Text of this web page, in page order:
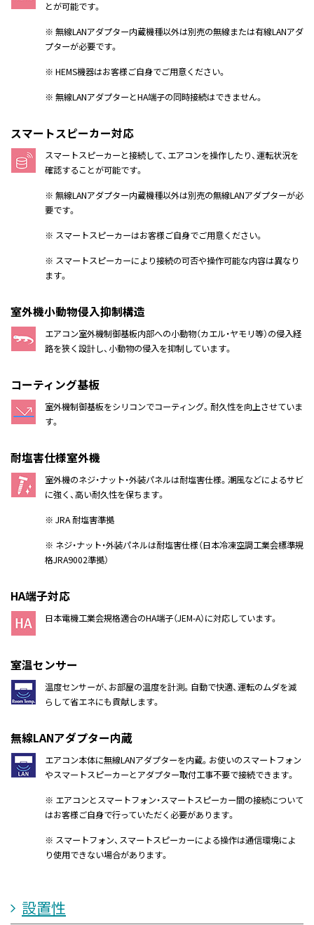
とが可能です。
※ 無線LANアダプター内蔵機種以外は別売の無線または有線LANアダ
プターが必要です。
※ HEMS機器はお客様ご自身でご用意ください。
※ 無線LANアダプターとHA端子の同時接続はできません。
スマートスピーカー対応
スマートスピーカーと接続して、エアコンを操作したり、運転状況を
確認することが可能です。
※ 無線LANアダプター内蔵機種以外は別売の無線LANアダプターが必
要です。
※ スマートスピーカーはお客様ご自身でご用意ください。
※ スマートスピーカーにより接続の可否や操作可能な内容は異なり
ます。
室外機小動物侵入抑制構造
エアコン室外機制御基板内部への小動物（カエル・ヤモリ等）の侵入経
路を狭く設計し、小動物の侵入を抑制しています。
コーティング基板
室外機制御基板をシリコンでコーティング。耐久性を向上させていま
す。
耐塩害仕様室外機
室外機のネジ・ナット・外装パネルは耐塩害仕様。潮風などによるサビ
に強く、高い耐久性を保ちます。
※ JRA 耐塩害準拠
※ ネジ・ナット・外装パネルは耐塩害仕様（日本冷凍空調工業会標準規
格JRA9002準拠）
HA端子対応
日本電機工業会規格適合のHA端子（JEM-A）に対応しています。
室温センサー
温度センサーが、お部屋の温度を計測。自動で快適、運転のムダを減
らして省エネにも貢献します。
無線LANアダプター内蔵
エアコン本体に無線LANアダプターを内蔵。お使いのスマートフォン
やスマートスピーカーとアダプター取付工事不要で接続できます。
※ エアコンとスマートフォン・スマートスピーカー間の接続について
はお客様ご自身で行っていただく必要があります。
※ スマートフォン、スマートスピーカーによる操作は通信環境によ
り使用できない場合があります。
設置性